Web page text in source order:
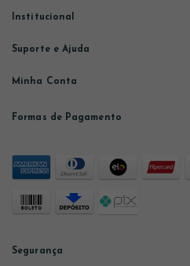
Institucional
Suporte e Ajuda
Minha Conta
Formas de Pagamento
Segurança